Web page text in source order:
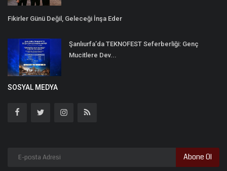
Fikirler Günü Değil, Geleceği İnşa Eder
Şanlıurfa’da TEKNOFEST Seferberliği: Genç
Mucitlere Dev...
SOSYAL MEDYA
Abone Ol